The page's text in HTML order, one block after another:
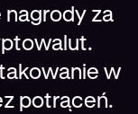
za
w
potrąceń.